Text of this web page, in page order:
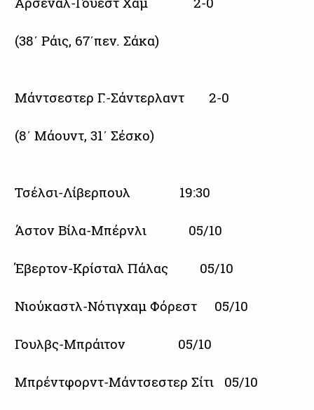
(38΄ Ράις, 67΄πεν. Σάκα)
Μάντσεστερ Γ.-Σάντερλαντ 2-0
(8΄ Μάουντ, 31΄ Σέσκο)
Τσέλσι-Λίβερπουλ 19:30
Άστον Βίλα-Μπέρνλι 05/10
Έβερτον-Κρίσταλ Πάλας 05/10
Νιούκαστλ-Νότιγχαμ Φόρεστ 05/10
Γουλβς-Μπράιτον 05/10
Μπρέντφορντ-Μάντσεστερ Σίτι 05/10